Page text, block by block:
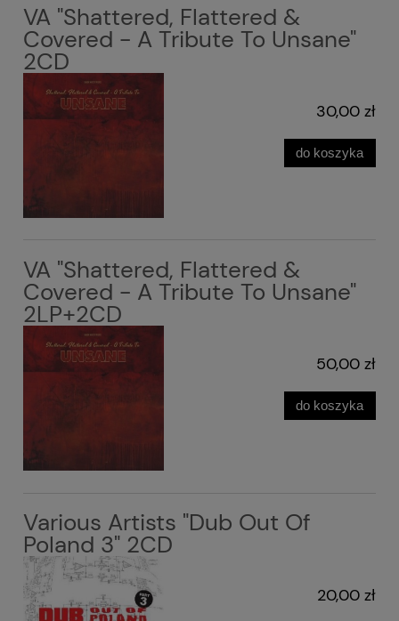
VA "Shattered, Flattered &
Covered - A Tribute To Unsane"
2CD
30,00 zł
do koszyka
VA "Shattered, Flattered &
Covered - A Tribute To Unsane"
2LP+2CD
50,00 zł
do koszyka
Various Artists "Dub Out Of
Poland 3" 2CD
20,00 zł